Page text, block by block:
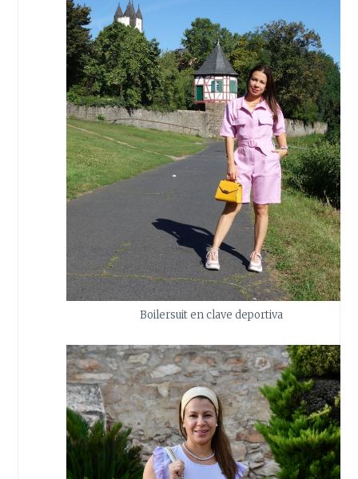
Boilersuit en clave deportiva